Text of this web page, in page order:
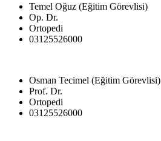
Temel Oğuz (Eğitim Görevlisi)
Op. Dr.
Ortopedi
03125526000
Osman Tecimel (Eğitim Görevlisi)
Prof. Dr.
Ortopedi
03125526000